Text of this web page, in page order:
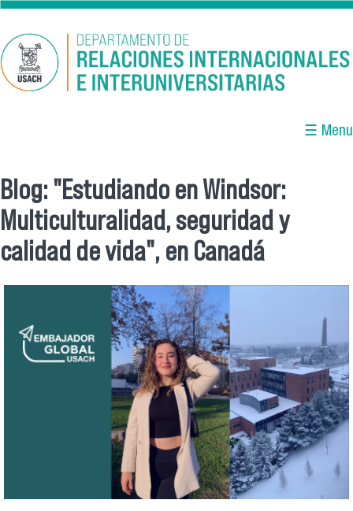
Pasar al contenido principal
☰ Menu
Se encuentra usted aquí
Blog: "Estudiando en Windsor:
Multiculturalidad, seguridad y
calidad de vida", en Canadá